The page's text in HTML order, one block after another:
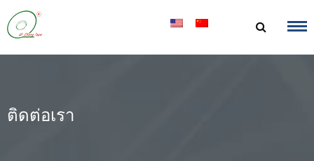
ข้าม
ไป
เนื้อหา
ติดต่อเรา